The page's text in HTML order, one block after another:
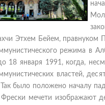
Этхем Бейем, правнуком
режима в
18 января 1991, когда,
властей,
было положено началу
мечети изображают